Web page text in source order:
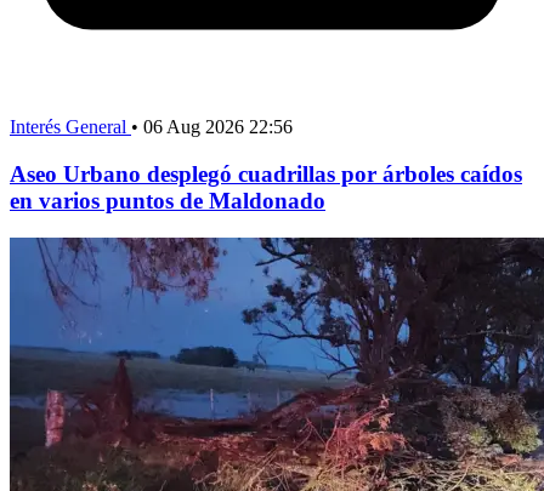
Interés General • 06 Aug 2026 22:56
Aseo Urbano desplegó cuadrillas por árboles caídos
en varios puntos de Maldonado